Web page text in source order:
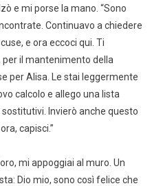
e mi porse la mano. “Sono
Continuavo a chiedere
e ora eccoci qui. Ti
per il mantenimento della
per Alisa. Le stai leggermente
calcolo e allego una lista
Invierò anche questo
capisci.”
mi appoggiai al muro. Un
Dio mio, sono così felice che